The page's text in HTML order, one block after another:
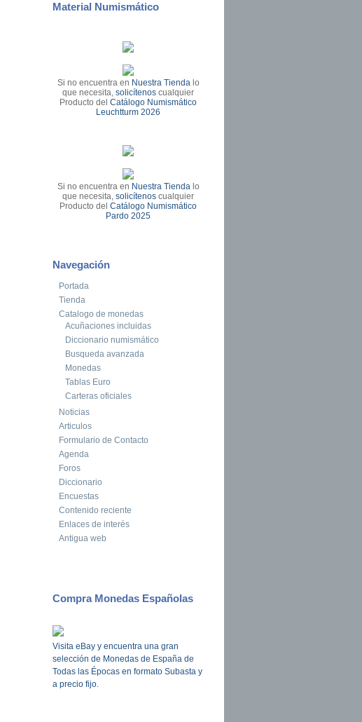
Material Numismático
Si no encuentra en Nuestra Tienda lo
que necesita,solicítenos cualquier
Producto delCatálogo Numismático
Leuchtturm 2026
Si no encuentra en Nuestra Tienda lo
que necesita,solicítenos cualquier
Producto delCatálogo Numismático
Pardo 2025
Navegación
Portada
Tienda
Catalogo de monedas
Acuñaciones incluidas
Diccionario numismático
Busqueda avanzada
Monedas
Tablas Euro
Carteras oficiales
Noticias
Articulos
Formulario de Contacto
Agenda
Foros
Diccionario
Encuestas
Contenido reciente
Enlaces de interés
Antigua web
Compra Monedas Españolas
Visita eBay y encuentra una gran
selección de Monedas de España de
Todas las Épocas en formato Subasta y
a precio fijo.